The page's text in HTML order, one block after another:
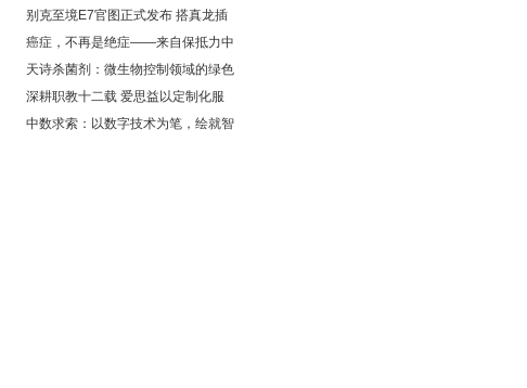
别克至境E7官图正式发布 搭真龙插
癌症，不再是绝症——来自保抵力中
天诗杀菌剂：微生物控制领域的绿色
深耕职教十二载 爱思益以定制化服
中数求索：以数字技术为笔，绘就智